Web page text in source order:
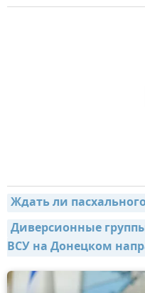
Ждать ли
Диверсионные
ВСУ на Донецком